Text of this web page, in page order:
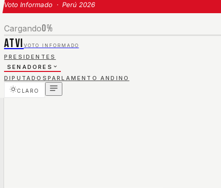
Voto Informado · Perú 2026
Cargando0%
ATVI VOTO INFORMADO
PRESIDENTES
SENADORES
DIPUTADOS PARLAMENTO ANDINO
CLARO